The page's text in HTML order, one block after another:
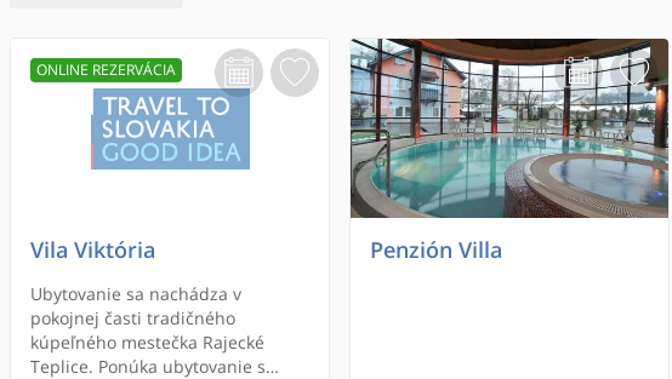
Vila Viktória
Ubytovanie sa nachádza v
pokojnej časti tradičného
kúpeľného mestečka Rajecké
Teplice. Ponúka ubytovanie s
ONLINE REZERVÁCIA
Penzión Villa